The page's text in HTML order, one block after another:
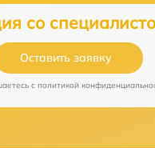
со
Оставить заявку
c политикой